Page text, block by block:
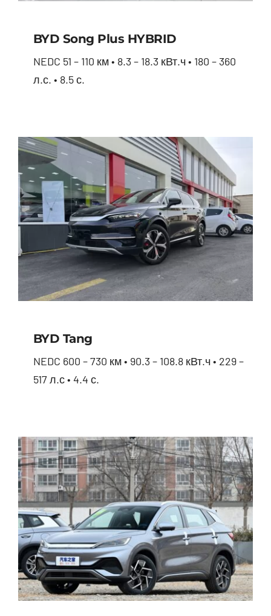
BYD Song Plus HYBRID
NEDC 51 – 110 км • 8.3 – 18.3 кВт.ч • 180 – 360
л.с. • 8.5 с.
BYD Tang
NEDC 600 – 730 км • 90.3 – 108.8 кВт.ч • 229 –
517 л.с • 4.4 с.